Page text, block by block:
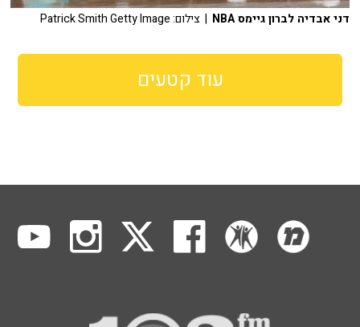
דני אבדיה לברון גיימס NBA | צילום: Patrick Smith Getty Image
עוד קטעים